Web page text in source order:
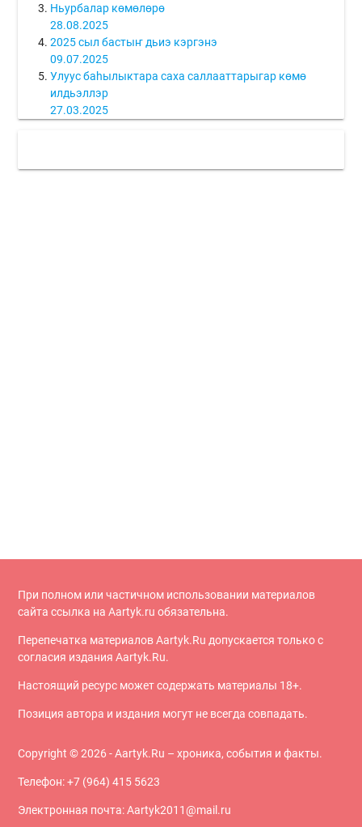
Ньурбалар көмөлөрө
28.08.2025
2025 сыл бастыҥ дьиэ кэргэнэ
09.07.2025
Улуус баһылыктара саха саллааттарыгар көмө
илдьэллэр
27.03.2025
При полном или частичном использовании материалов
сайта ссылка на Aartyk.ru oбязательна.
Перепечатка материалов Aartyk.Ru допускается только с
согласия издания Aartyk.Ru.
Настоящий ресурс может содержать материалы 18+.
Позиция автора и издания могут не всегда совпадать.
Copyright © 2026 - Aartyk.Ru – хроника, события и факты.
Телефон: +7 (964) 415 5623
Электронная почта: Aartyk2011@mail.ru